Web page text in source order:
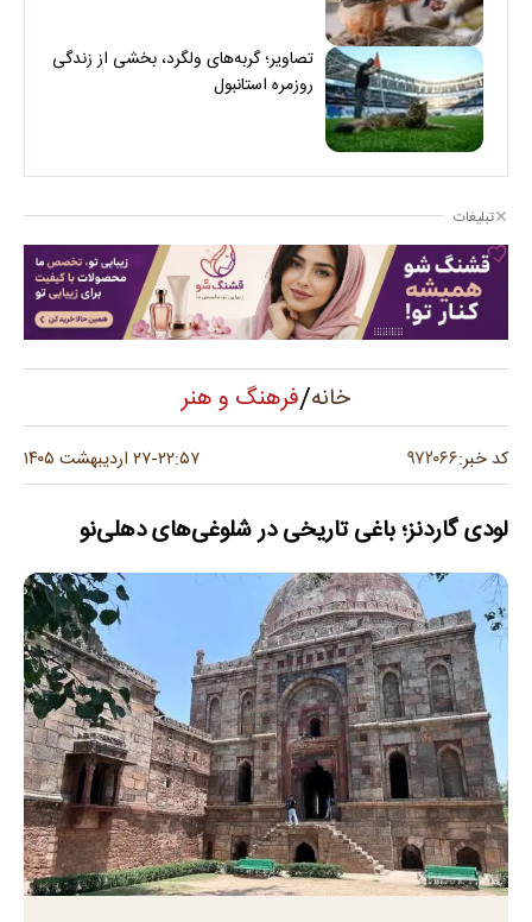
تصاویر؛ گربه‌های ولگرد، بخشی از زندگی
روزمره استانبول
تبلیغات
خانه/فرهنگ و هنر
کد خبر:۹۷۲۰۶۶ ۲۲:۵۷-۲۷ اردیبهشت ۱۴۰۵
لودی گاردنز؛ باغی تاریخی در شلوغی‌های دهلی‌نو